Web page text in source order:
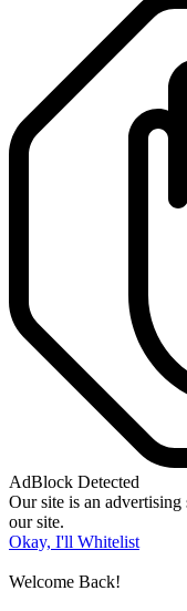
AdBlock Detected
Our site is an
our site.
Okay, I'll Whitelist
Welcome Back!